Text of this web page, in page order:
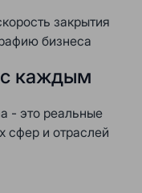
закрытия
бизнеса
с каждым
- это реальные
сфер и отраслей